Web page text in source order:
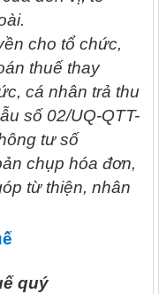
cho tổ chức,
thuế thay
cá nhân trả thu
số 02/UQ-QTT-
tư số
chụp hóa đơn,
từ thiện, nhân
quý